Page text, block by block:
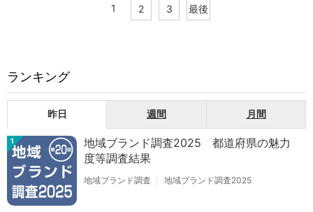
1 2 3 最後
ランキング
昨日 週間 月間
1
地域ブランド調査2025 都道府県の魅力
度等調査結果
地域ブランド調査 地域ブランド調査2025